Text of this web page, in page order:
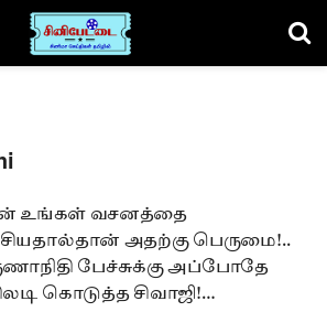
உங்கள் வசனத்தை
அதற்கு பெருமை!..
பேச்சுக்கு அப்போதே
கொடுத்த சிவாஜி!…